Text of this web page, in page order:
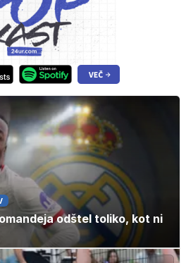
odštel toliko, kot ni